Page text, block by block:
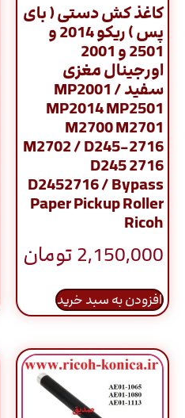
کاغذ کش دستی ( بای
پس ) ریکو 2014 و
2501 و 2001
اورجینال مغزی
سفید / MP2001
MP2014 MP2501
M2700 M2701
M2702 / D245-2716
D245 2716
D2452716 / Bypass
Paper Pickup Roller
Ricoh
2,150,000تومان
افزودن به سبد خرید